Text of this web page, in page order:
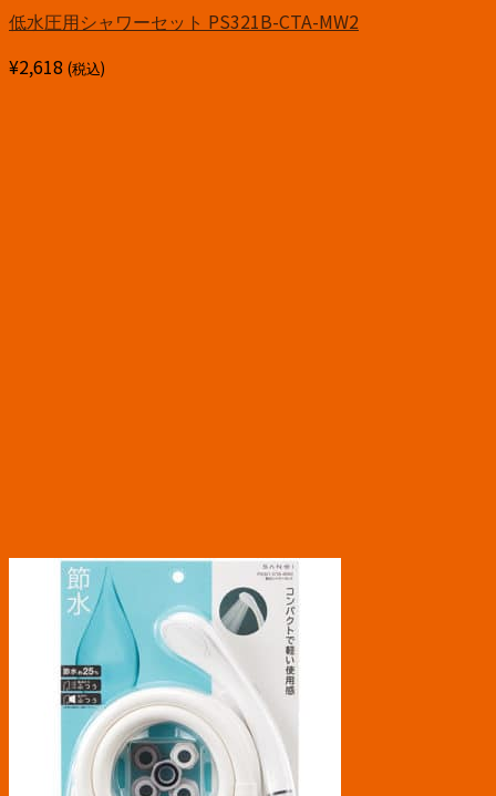
低水圧用シャワーセット PS321B-CTA-MW2
¥2,618 (税込)